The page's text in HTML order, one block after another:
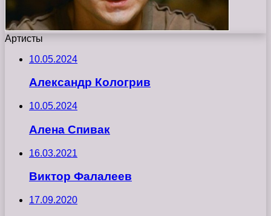
Артисты
10.05.2024
Александр Кологрив
10.05.2024
Алена Спивак
16.03.2021
Виктор Фалалеев
17.09.2020